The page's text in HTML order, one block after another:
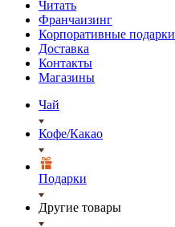
Читать
Франчаизинг
Корпоративные подарки
Доставка
Контакты
Магазины
Чай
Кофе/Какао
Подарки
Другие товары